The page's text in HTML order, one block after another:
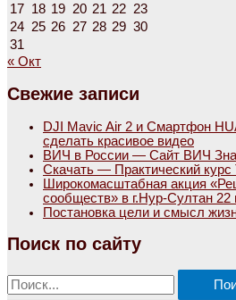
17 18 19 20 21 22 23
24 25 26 27 28 29 30
31
« Окт
Свежие записи
DJI Mavic Air 2 и Смартфон
сделать красивое видео
ВИЧ в России — Сайт ВИЧ
Скачать — Практический курс
Широкомасштабная акция
сообществ» в г.Нур-Султан 22
Постановка цели и смысл
Поиск по сайту
Поиск: